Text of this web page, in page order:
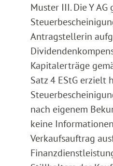
Muster III. Die Y
Antragstellerin
Kapitalerträge
Satz 4 EStG erzielt
nach eigenem
keine
Verkaufsauftrag